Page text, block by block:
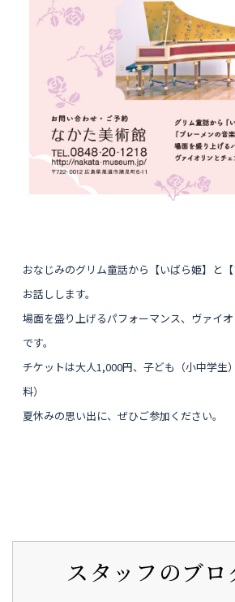
おなじみのグリム童話から【いばら姫】と
お話しします。
場面を盛り上げるパフォーマンス、 ヴァイ
です。
チケットは大人1,000円、子ども（小中学生
料）
夏休みの思い出に、ぜひご参加ください。
スタッフのブロ